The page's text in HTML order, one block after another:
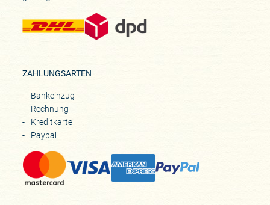
ZAHLUNGSARTEN
Bankeinzug
Rechnung
Kreditkarte
Paypal